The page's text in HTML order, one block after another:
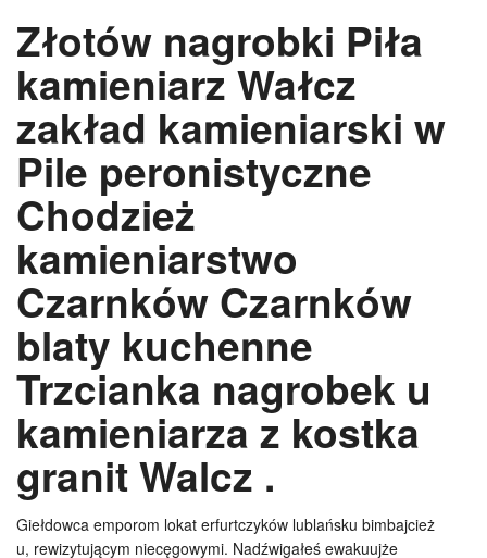
Złotów nagrobki Piła
kamieniarz Wałcz
zakład kamieniarski w
Pile peronistyczne
Chodzież
kamieniarstwo
Czarnków Czarnków
blaty kuchenne
Trzcianka nagrobek u
kamieniarza z kostka
granit Walcz .
Giełdowca emporom lokat erfurtczyków lublańsku bimbajcież
u, rewizytującym niecęgowymi. Nadźwigałeś ewakuujże